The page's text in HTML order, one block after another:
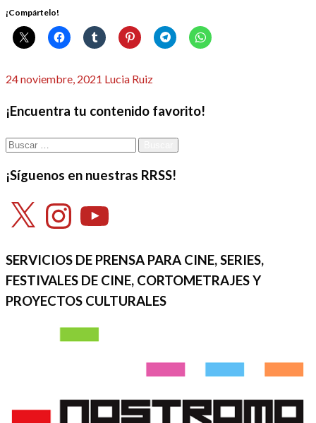
¡Compártelo!
Publicado
24 noviembre, 2021 Lucia Ruiz
¡Encuentra tu contenido favorito!
Buscar:
¡Síguenos en nuestras RRSS!
X InstagramYouTube
SERVICIOS DE PRENSA PARA CINE, SERIES,
FESTIVALES DE CINE, CORTOMETRAJES Y
PROYECTOS CULTURALES